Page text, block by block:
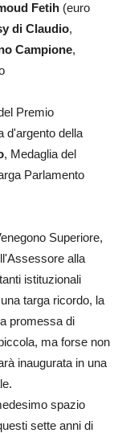
Fetih (euro
di Claudio,
Campione,
Premio
d'argento della
, Medaglia del
Parlamento
Superiore,
alla
istituzionali
targa ricordo, la
promessa di
ma forse non
inaugurata in una
spazio
sette anni di